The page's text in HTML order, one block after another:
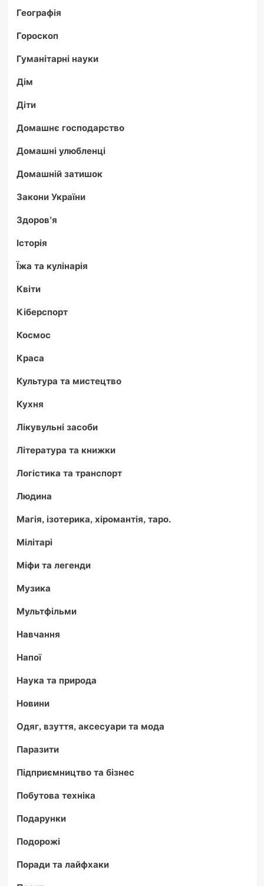
Географія
Гороскоп
Гуманітарні науки
Дім
Діти
Домашнє господарство
Домашні улюбленці
Домашній затишок
Закони України
Здоров'я
Історія
Їжа та кулінарія
Квіти
Кіберспорт
Космос
Краса
Культура та мистецтво
Кухня
Лікувульні засоби
Література та книжки
Логістика та транспорт
Людина
Магія, ізотерика, хіромантія, таро.
Мілітарі
Міфи та легенди
Музика
Мультфільми
Навчання
Напої
Наука та природа
Новини
Одяг, взуття, аксесуари та мода
Паразити
Підприємництво та бізнес
Побутова техніка
Подарунки
Подорожі
Поради та лайфхаки